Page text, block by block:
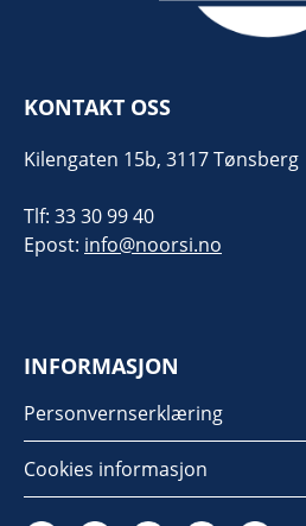
KONTAKT OSS
Kilengaten 15b, 3117 Tønsberg
Tlf: 33 30 99 40
Epost: info@noorsi.no
INFORMASJON
Personvernserklæring
Cookies informasjon